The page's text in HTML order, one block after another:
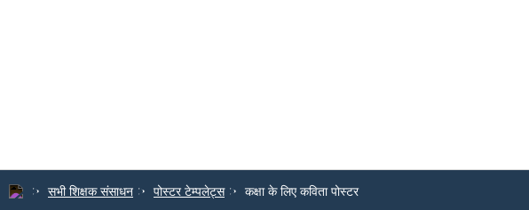
सभी शिक्षक संसाधन पोस्टर टेम्पलेट्स कक्षा के लिए कविता पोस्टर